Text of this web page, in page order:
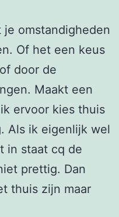
omstandigheden
Of het een keus
door de
Maakt een
ervoor kies thuis
Als ik eigenlijk wel
in staat cq de
prettig. Dan
thuis zijn maar